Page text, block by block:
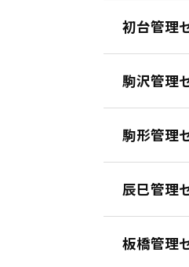
初台管理
駒沢管理
駒形管理
辰巳管理
板橋管理